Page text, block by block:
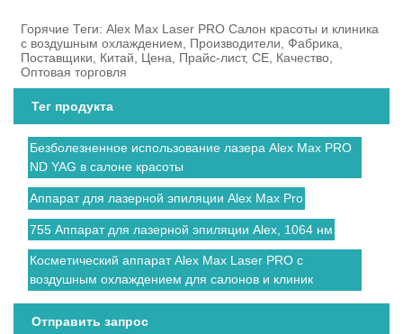
Горячие Теги: Alex Max Laser PRO Салон красоты и клиника
с воздушным охлаждением, Производители, Фабрика,
Поставщики, Китай, Цена, Прайс-лист, CE, Качество,
Оптовая торговля
Тег продукта
Безболезненное использование лазера Alex Max PRO
ND YAG в салоне красоты
Аппарат для лазерной эпиляции Alex Max Pro
755 Аппарат для лазерной эпиляции Alex, 1064 нм
Косметический аппарат Alex Max Laser PRO с
воздушным охлаждением для салонов и клиник
Отправить запрос